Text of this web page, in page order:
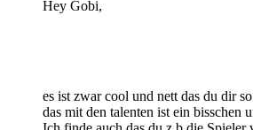
Hey Gobi,
es ist zwar cool und nett das du dir
das mit den talenten ist ein bisschen